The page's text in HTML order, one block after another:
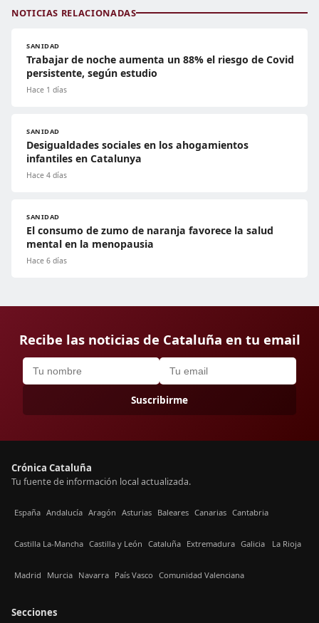
NOTICIAS RELACIONADAS
SANIDAD
Trabajar de noche aumenta un 88% el riesgo de Covid
persistente, según estudio
Hace 1 días
SANIDAD
Desigualdades sociales en los ahogamientos
infantiles en Catalunya
Hace 4 días
SANIDAD
El consumo de zumo de naranja favorece la salud
mental en la menopausia
Hace 6 días
Recibe las noticias de Cataluña en tu email
Suscribirme
Crónica Cataluña
Tu fuente de información local actualizada.
España Andalucía Aragón Asturias Baleares Canarias Cantabria
Castilla La-Mancha Castilla y León Cataluña Extremadura Galicia La Rioja
Madrid Murcia Navarra País Vasco Comunidad Valenciana
Secciones